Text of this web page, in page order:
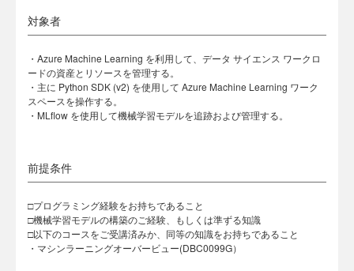
対象者
・Azure Machine Learning を利用して、データ サイエンス ワークロ
ードの資産とリソースを管理する。
・主に Python SDK (v2) を使用して Azure Machine Learning ワーク
スペースを操作する。
・MLflow を使用して機械学習モデルを追跡および管理する。
前提条件
□プログラミング経験をお持ちであること
□機械学習モデルの構築のご経験、もしくは準ずる知識
□以下のコースをご受講済みか、同等の知識をお持ちであること
・マシンラーニングオーバービュー(DBC0099G）